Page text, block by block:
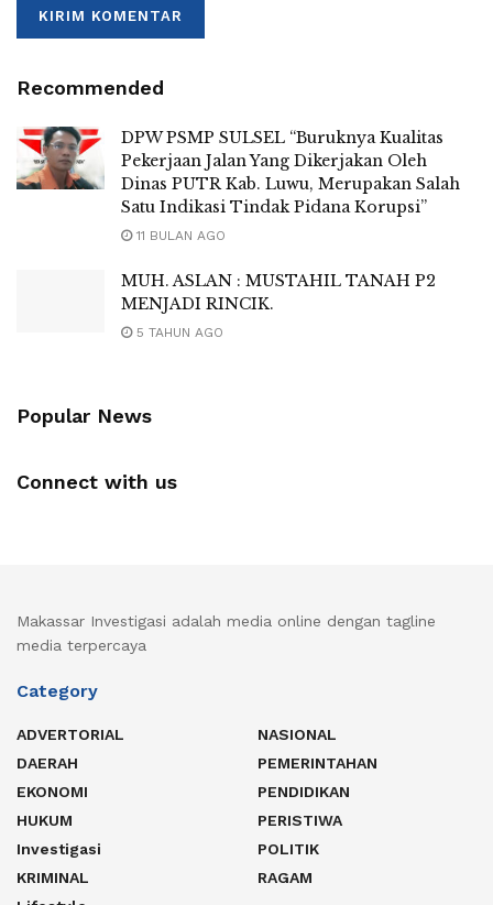
Recommended
DPW PSMP SULSEL “Buruknya Kualitas
Pekerjaan Jalan Yang Dikerjakan Oleh
Dinas PUTR Kab. Luwu, Merupakan Salah
Satu Indikasi Tindak Pidana Korupsi”
11 BULAN AGO
MUH. ASLAN : MUSTAHIL TANAH P2
MENJADI RINCIK.
5 TAHUN AGO
Popular News
Connect with us
Makassar Investigasi adalah media online dengan tagline
media terpercaya
Category
ADVERTORIAL
DAERAH
EKONOMI
HUKUM
Investigasi
KRIMINAL
NASIONAL
PEMERINTAHAN
PENDIDIKAN
PERISTIWA
POLITIK
RAGAM